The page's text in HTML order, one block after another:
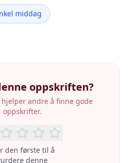
middag
oppskriften?
andre å finne gode
oppskrifter.
den første til å
denne